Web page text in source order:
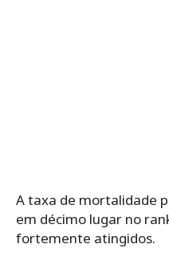
A taxa de mortalidade
em décimo lugar no
fortemente atingidos.